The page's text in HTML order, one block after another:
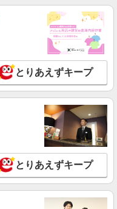
とりあえずキープ
とりあえずキープ